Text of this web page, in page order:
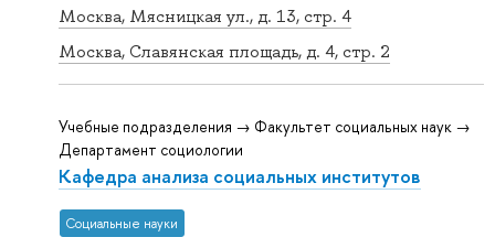
Москва, Мясницкая ул., д. 13, стр. 4
Москва, Славянская площадь, д. 4, стр. 2
Учебные подразделения → Факультет социальных наук →
Департамент социологии
Кафедра анализа социальных институтов
Социальные науки